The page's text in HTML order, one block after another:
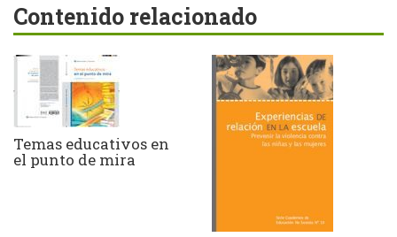
Contenido relacionado
Temas educativos en
el punto de mira